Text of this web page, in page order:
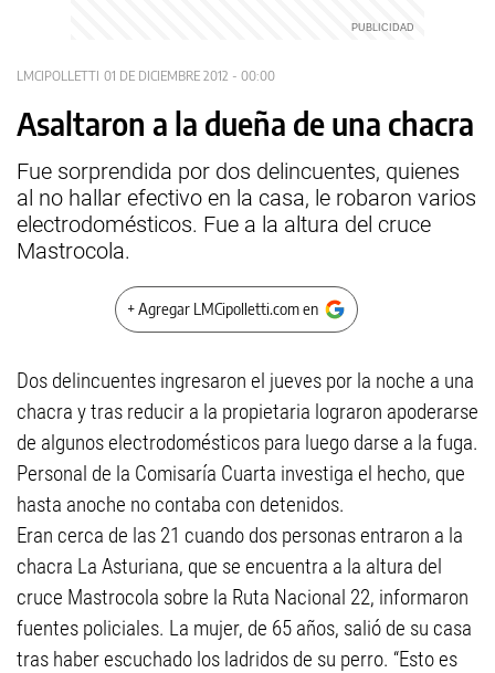
LMCIPOLLETTI 01 DE DICIEMBRE 2012 - 00:00
Asaltaron a la dueña de una chacra
Fue sorprendida por dos delincuentes, quienes
al no hallar efectivo en la casa, le robaron varios
electrodomésticos. Fue a la altura del cruce
Mastrocola.
+ Agregar LMCipolletti.com en
Dos delincuentes ingresaron el jueves por la noche a una
chacra y tras reducir a la propietaria lograron apoderarse
de algunos electrodomésticos para luego darse a la fuga.
Personal de la Comisaría Cuarta investiga el hecho, que
hasta anoche no contaba con detenidos.
Eran cerca de las 21 cuando dos personas entraron a la
chacra La Asturiana, que se encuentra a la altura del
cruce Mastrocola sobre la Ruta Nacional 22, informaron
fuentes policiales. La mujer, de 65 años, salió de su casa
tras haber escuchado los ladridos de su perro. “Esto es